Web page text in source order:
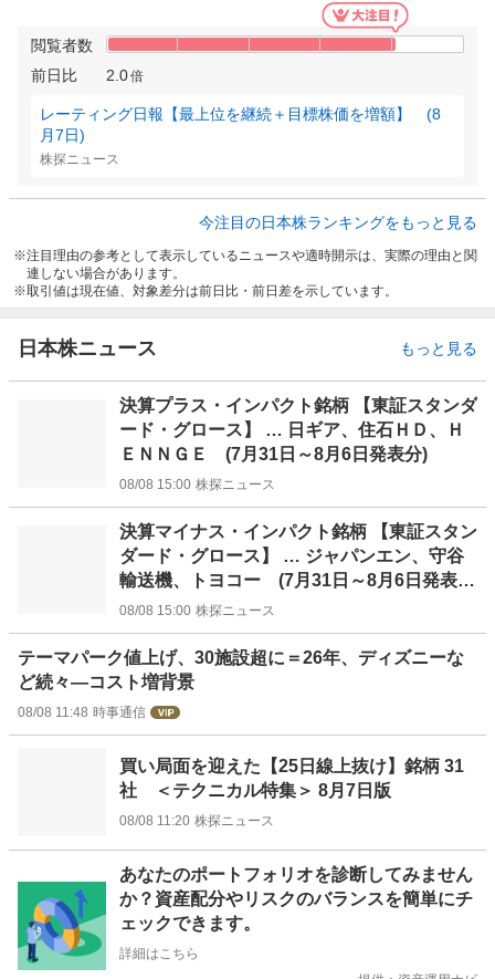
閲覧者数
前日比
2.0倍
レーティング日報【最上位を継続＋目標株価を増額】 (8
月7日)
株探ニュース
今注目の日本株ランキングをもっと見る
注目理由の参考として表示しているニュースや適時開示は、実際の理由と関
連しない場合があります。
取引値は現在値、対象差分は前日比・前日差を示しています。
日本株ニュース もっと見る
決算プラス・インパクト銘柄 【東証スタンダ
ード・グロース】 … 日ギア、住石ＨＤ、Ｈ
ＥＮＮＧＥ (7月31日～8月6日発表分)
08/08 15:00 株探ニュース
決算マイナス・インパクト銘柄 【東証スタン
ダード・グロース】 … ジャパンエン、守谷
輸送機、トヨコー (7月31日～8月6日発表
分)
08/08 15:00 株探ニュース
テーマパーク値上げ、30施設超に＝26年、ディズニーな
ど続々―コスト増背景
08/08 11:48 時事通信
買い局面を迎えた【25日線上抜け】銘柄 31
社 ＜テクニカル特集＞ 8月7日版
08/08 11:20 株探ニュース
あなたのポートフォリオを診断してみません
か？資産配分やリスクのバランスを簡単にチ
ェックできます。
詳細はこちら